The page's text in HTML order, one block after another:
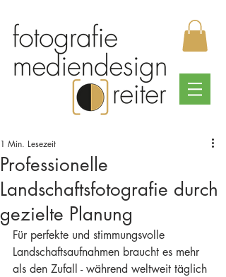
Professionelle
Landschaftsfotografie durch
gezielte Planung
1 Min. Lesezeit
Für perfekte und stimmungsvolle
Landschaftsaufnahmen braucht es mehr
als den Zufall - während weltweit täglich